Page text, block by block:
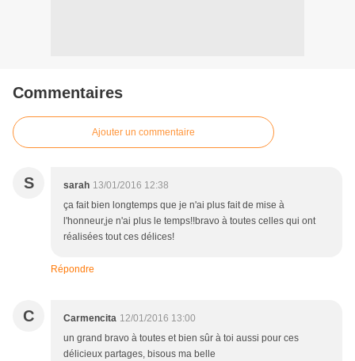
Commentaires
Ajouter un commentaire
S sarah 13/01/2016 12:38
ça fait bien longtemps que je n'ai plus fait de mise à
l'honneur,je n'ai plus le temps!!bravo à toutes celles qui ont
réalisées tout ces délices!
Répondre
C Carmencita 12/01/2016 13:00
un grand bravo à toutes et bien sûr à toi aussi pour ces
délicieux partages, bisous ma belle